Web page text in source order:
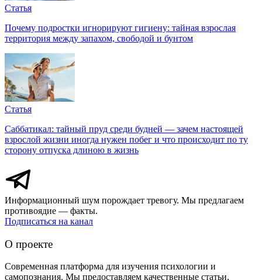
Статья
Почему подростки игнорируют гигиену: тайная взрослая
территория между запахом, свободой и бунтом
Статья
Саббатикал: тайный пруд среди будней — зачем настоящей
взрослой жизни иногда нужен побег и что происходит по ту
сторону отпуска длиною в жизнь
Информационный шум порождает тревогу. Мы предлагаем
противоядие — факты.
Подписаться на канал
О проекте
Современная платформа для изучения психологии и
самопознания. Мы предоставляем качественные статьи,